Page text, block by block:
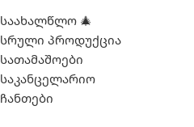
საახალწლო 🎄
სრული პროდუქცია
სათამაშოები
საკანცელარიო
ჩანთები